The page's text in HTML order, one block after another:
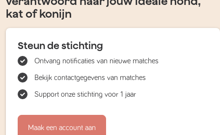
kat of konijn
Steun de stichting
Ontvang notificaties van nieuwe matches
Bekijk contactgegevens van matches
Support onze stichting voor 1 jaar
Maak een account aan